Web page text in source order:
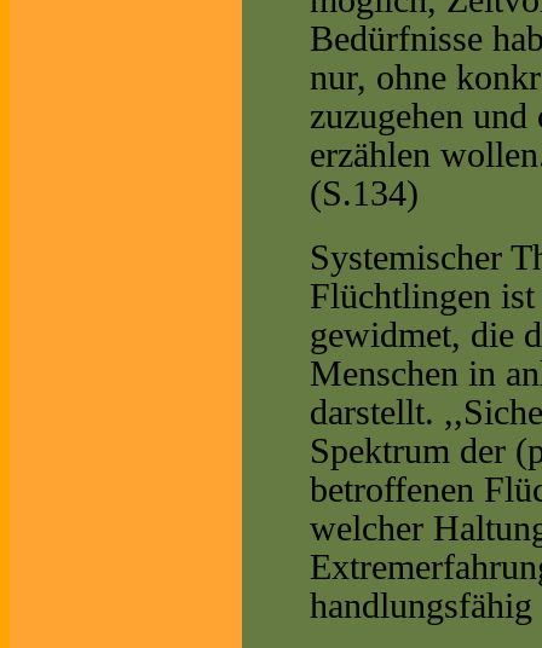
Bedürfnisse
nur, ohne
zuzugehen
erzählen
(S.134)
Systemischer
Flüchtlingen
gewidmet, die
Menschen in
darstellt.
Spektrum der
betroffenen
welcher